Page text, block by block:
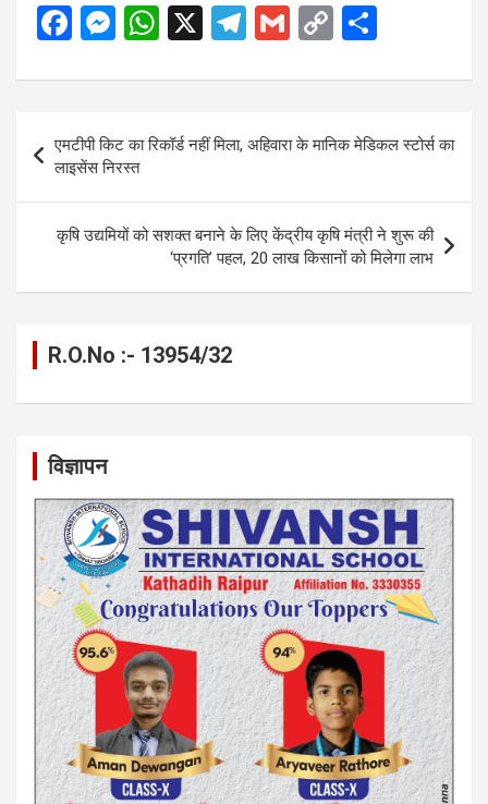
F
ce
b
o
o
k
M
se
g
er
W
at
s
A
p
p
X
T
e
gr
a
m
G
ail
C
py
Li
n
k
ar
navigation
एमटीपी किट का रिकॉर्ड नहीं मिला, अहिवारा के मानिक मेडिकल स्टोर्स का
लाइसेंस निरस्त
कृषि उद्यमियों को सशक्त बनाने के लिए केंद्रीय कृषि मंत्री ने शुरू की
‘प्रगति’ पहल, 20 लाख किसानों को मिलेगा लाभ
R.O.No :- 13954/32
विज्ञापन